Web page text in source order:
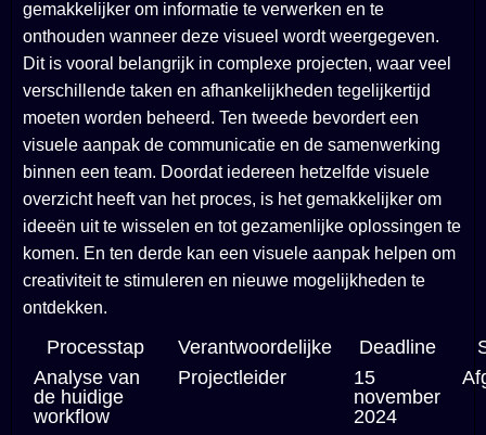
gemakkelijker om informatie te verwerken en te
onthouden wanneer deze visueel wordt weergegeven.
Dit is vooral belangrijk in complexe projecten, waar veel
verschillende taken en afhankelijkheden tegelijkertijd
moeten worden beheerd. Ten tweede bevordert een
visuele aanpak de communicatie en de samenwerking
binnen een team. Doordat iedereen hetzelfde visuele
overzicht heeft van het proces, is het gemakkelijker om
ideeën uit te wisselen en tot gezamenlijke oplossingen te
komen. En ten derde kan een visuele aanpak helpen om
creativiteit te stimuleren en nieuwe mogelijkheden te
ontdekken.
Processtap Verantwoordelijke Deadline
Analyse van
de huidige
workflow
Projectleider
15
november
2024